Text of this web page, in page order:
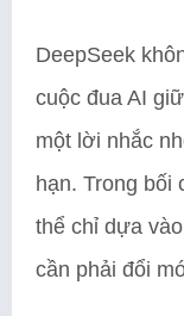
DeepSeek
cuộc đua AI
một lời nhắc
hạn. Trong bối
thể chỉ dựa
cần phải đổi